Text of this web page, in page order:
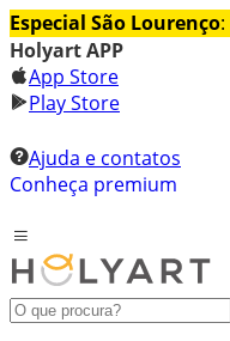
Especial São Lourenço:
Holyart APP
App Store
Play Store
Ajuda e contatos
Conheça premium